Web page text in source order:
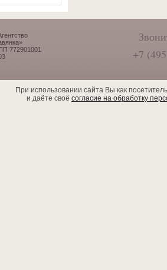
772901001
+7
При использовании сайта Вы как
и даёте своё согласие на обработку